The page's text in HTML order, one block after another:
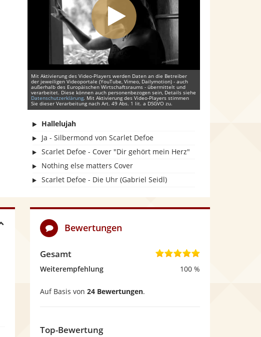
Mit Aktivierung des Video-Players werden Daten an die Betreiber
der jeweiligen Videoportale (YouTube, Vimeo, Dailymotion) - auch
außerhalb des Europäischen Wirtschaftsraums - übermittelt und
verarbeitet. Diese können auch personenbezogen sein, Details siehe
Datenschutzerklärung. Mit Aktivierung des Video-Players stimmen
Sie dieser Verarbeitung nach Art. 49 Abs. 1 lit. a DSGVO zu.
Hallelujah
Ja - Silbermond von Scarlet Defoe
Scarlet Defoe - Cover "Dir gehört mein Herz"
Nothing else matters Cover
Scarlet Defoe - Die Uhr (Gabriel Seidl)
Bewertungen
Gesamt
5
Weiterempfehlung 100 %
Auf Basis von 24 Bewertungen.
Top-Bewertung